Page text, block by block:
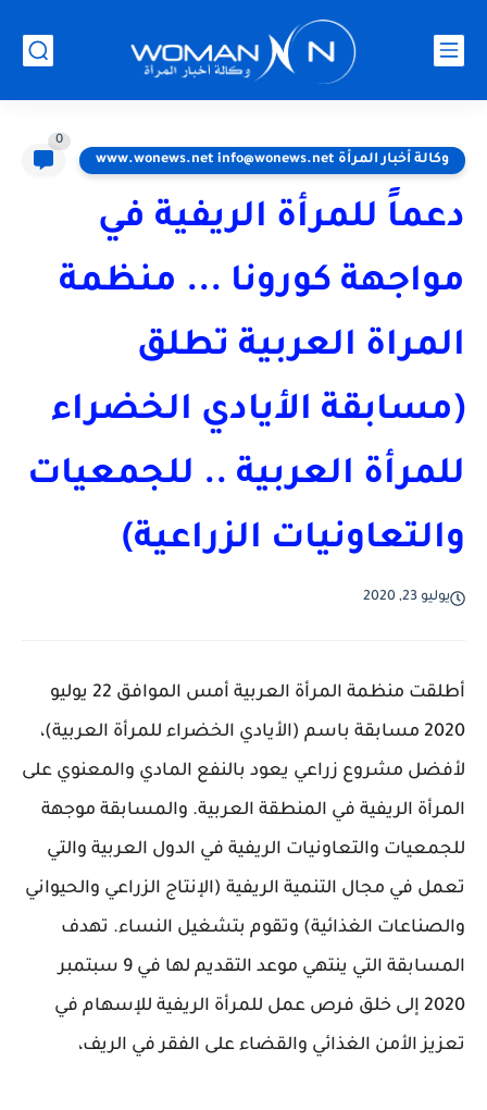
وكالة أخبار المرأة www.wonews.net info@wonews.net
0
دعماً للمرأة الريفية في
مواجهة كورونا ... منظمة
المراة العربية تطلق
(مسابقة الأيادي الخضراء
للمرأة العربية .. للجمعيات
والتعاونيات الزراعية)
يوليو 23, 2020
أطلقت منظمة المرأة العربية أمس الموافق 22 يوليو
2020 مسابقة باسم (الأيادي الخضراء للمرأة العربية)،
لأفضل مشروع زراعي يعود بالنفع المادي والمعنوي على
المرأة الريفية في المنطقة العربية. والمسابقة موجهة
للجمعيات والتعاونيات الريفية في الدول العربية والتي
تعمل في مجال التنمية الريفية (الإنتاج الزراعي والحيواني
والصناعات الغذائية) وتقوم بتشغيل النساء. تهدف
المسابقة التي ينتهي موعد التقديم لها في 9 سبتمبر
2020 إلى خلق فرص عمل للمرأة الريفية للإسهام في
تعزيز الأمن الغذائي والقضاء على الفقر في الريف،